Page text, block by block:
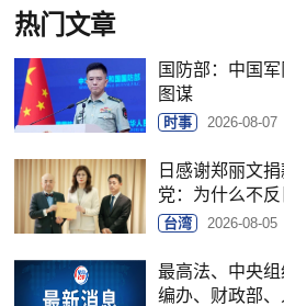
热门文章
国防部：中国
图谋
时事 2026-08-07
日感谢郑丽文
党：为什么不反
台湾 2026-08-05
最高法、中央
编办、财政部